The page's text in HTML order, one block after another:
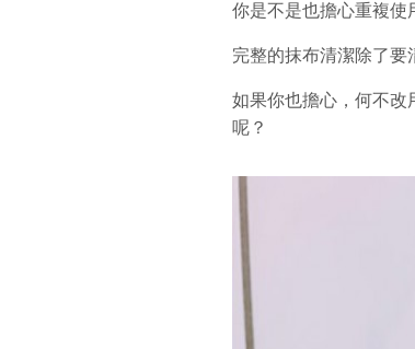
你是不是也擔心重複使
完整的抹布清潔除了要
如果你也擔心，何不改
呢？